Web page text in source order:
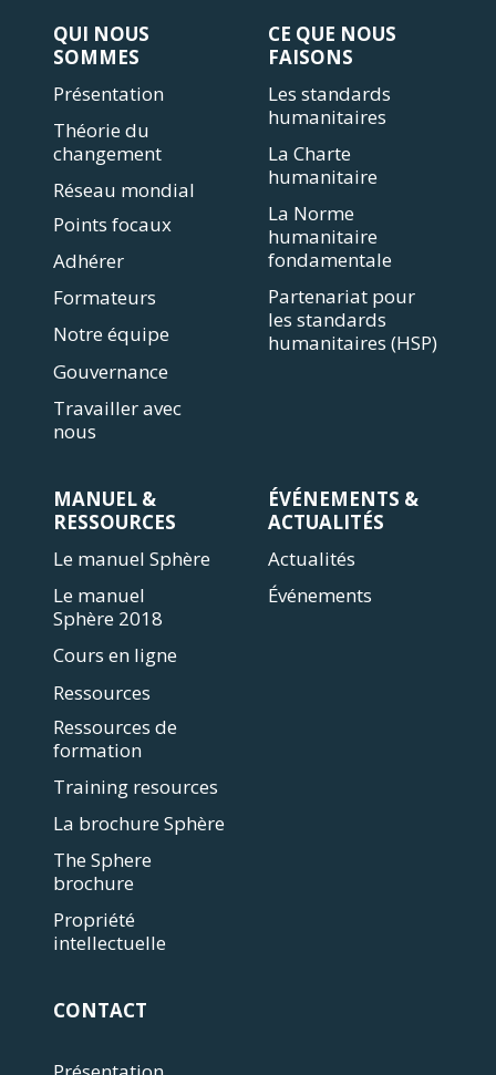
QUI NOUS
SOMMES
Présentation
Théorie du
changement
Réseau mondial
Points focaux
Adhérer
Formateurs
Notre équipe
Gouvernance
Travailler avec
nous
CE QUE NOUS
FAISONS
Les standards
humanitaires
La Charte
humanitaire
La Norme
humanitaire
fondamentale
Partenariat pour
les standards
humanitaires (HSP)
MANUEL &
RESSOURCES
Le manuel Sphère
Le manuel
Sphère 2018
Cours en ligne
Ressources
Ressources de
formation
Training resources
La brochure Sphère
The Sphere
brochure
Propriété
intellectuelle
ÉVÉNEMENTS &
ACTUALITÉS
Actualités
Événements
CONTACT